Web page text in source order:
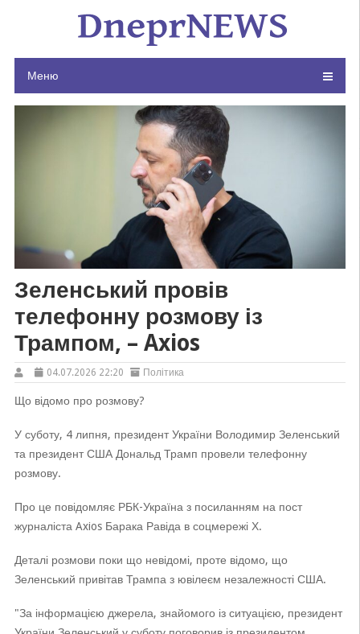
Меню
Зеленський провів
телефонну розмову із
Трампом, – Axios
04.07.2026 22:20 Політика
Що відомо про розмову?
У суботу, 4 липня, президент України Володимир Зеленський
та президент США Дональд Трамп провели телефонну
розмову.
Про це повідомляє РБК-Україна з посиланням на пост
журналіста Axios Барака Равіда в соцмережі Х.
Деталі розмови поки що невідомі, проте відомо, що
Зеленський привітав Трампа з ювілеєм незалежності США.
"За інформацією джерела, знайомого із ситуацією, президент